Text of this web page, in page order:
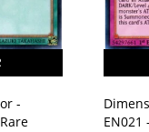
-
EN021